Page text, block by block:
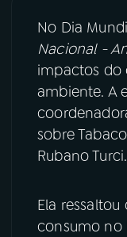
ACOMPANHE A
YouTube
Instagram
No Dia
Nacional -
impactos do
ambiente. A
sobre
Rubano Turci.
Ela
consumo no